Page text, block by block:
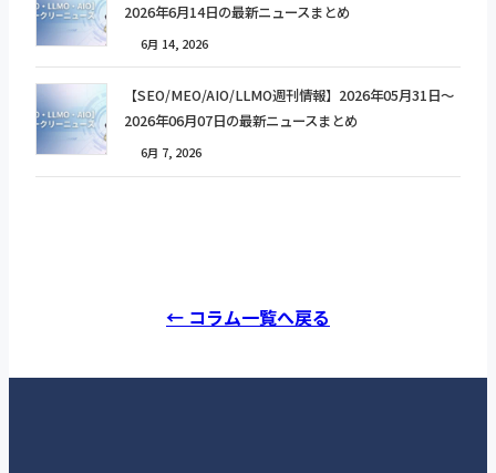
2026年6月14日の最新ニュースまとめ
6月 14, 2026
【SEO/MEO/AIO/LLMO週刊情報】2026年05月31日〜
2026年06月07日の最新ニュースまとめ
6月 7, 2026
← コラム一覧へ戻る